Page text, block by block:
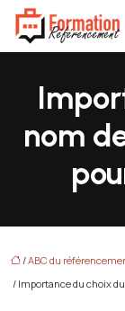
nom
/ABC du
/ Importance du choix